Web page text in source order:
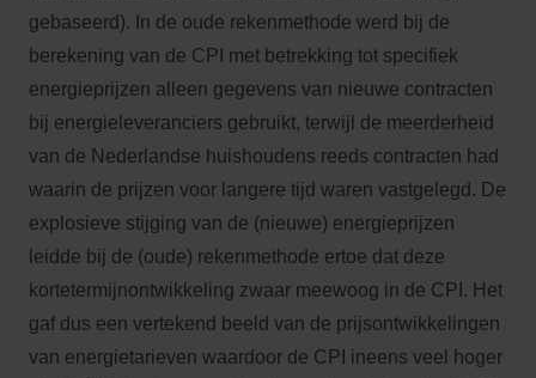
gebaseerd). In de oude rekenmethode werd bij de
berekening van de CPI met betrekking tot specifiek
energieprijzen alleen gegevens van nieuwe contracten
bij energieleveranciers gebruikt, terwijl de meerderheid
van de Nederlandse huishoudens reeds contracten had
waarin de prijzen voor langere tijd waren vastgelegd. De
explosieve stijging van de (nieuwe) energieprijzen
leidde bij de (oude) rekenmethode ertoe dat deze
kortetermijnontwikkeling zwaar meewoog in de CPI. Het
gaf dus een vertekend beeld van de prijsontwikkelingen
van energietarieven waardoor de CPI ineens veel hoger